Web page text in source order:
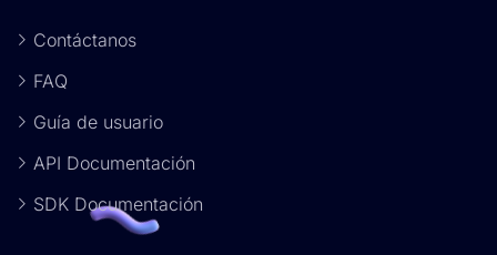
Contáctanos
FAQ
Guía de usuario
API Documentación
SDK Documentación